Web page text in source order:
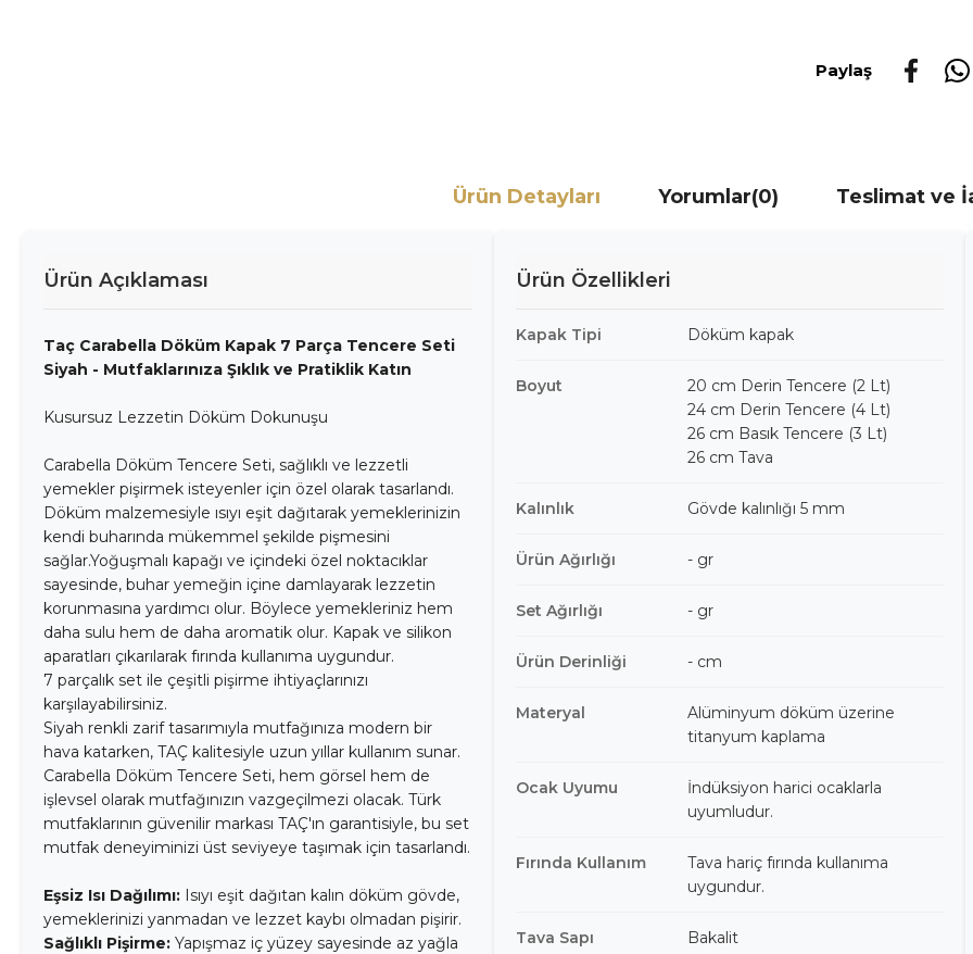
Paylaş
Ürün Detayları Yorumlar(0) Teslimat ve
Ürün Açıklaması
Taç Carabella Döküm Kapak 7 Parça Tencere Seti
Siyah - Mutfaklarınıza Şıklık ve Pratiklik Katın
Kusursuz Lezzetin Döküm Dokunuşu
Carabella Döküm Tencere Seti, sağlıklı ve lezzetli
yemekler pişirmek isteyenler için özel olarak tasarlandı.
Döküm malzemesiyle ısıyı eşit dağıtarak yemeklerinizin
kendi buharında mükemmel şekilde pişmesini
sağlar.Yoğuşmalı kapağı ve içindeki özel noktacıklar
sayesinde, buhar yemeğin içine damlayarak lezzetin
korunmasına yardımcı olur. Böylece yemekleriniz hem
daha sulu hem de daha aromatik olur. Kapak ve silikon
aparatları çıkarılarak fırında kullanıma uygundur.
7 parçalık set ile çeşitli pişirme ihtiyaçlarınızı
karşılayabilirsiniz.
Siyah renkli zarif tasarımıyla mutfağınıza modern bir
hava katarken, TAÇ kalitesiyle uzun yıllar kullanım sunar.
Carabella Döküm Tencere Seti, hem görsel hem de
işlevsel olarak mutfağınızın vazgeçilmezi olacak. Türk
mutfaklarının güvenilir markası TAÇ'ın garantisiyle, bu set
mutfak deneyiminizi üst seviyeye taşımak için tasarlandı.
Eşsiz Isı Dağılımı: Isıyı eşit dağıtan kalın döküm gövde,
yemeklerinizi yanmadan ve lezzet kaybı olmadan pişirir.
Sağlıklı Pişirme: Yapışmaz iç yüzey sayesinde az yağla
Ürün Özellikleri
Kapak Tipi Döküm kapak
Boyut
20 cm Derin Tencere (2 Lt)
24 cm Derin Tencere (4 Lt)
26 cm Basık Tencere (3 Lt)
26 cm Tava
Kalınlık Gövde kalınlığı 5 mm
Ürün Ağırlığı - gr
Set Ağırlığı - gr
Ürün Derinliği - cm
Materyal
Alüminyum döküm üzerine
titanyum kaplama
Ocak Uyumu
İndüksiyon harici ocaklarla
uyumludur.
Fırında Kullanım
Tava hariç fırında kullanıma
uygundur.
Tava Sapı Bakalit